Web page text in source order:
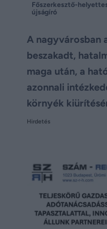
Főszerkesztő-
újságíró
A nagyvárosban
beszakadt,
maga után, a
azonnali
környék
Hirdetés